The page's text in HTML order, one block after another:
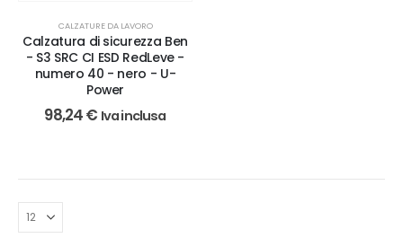
CALZATURE DA LAVORO
Calzatura di sicurezza Ben
- S3 SRC CI ESD RedLeve -
numero 40 - nero - U-
Power
98,24€ Iva inclusa